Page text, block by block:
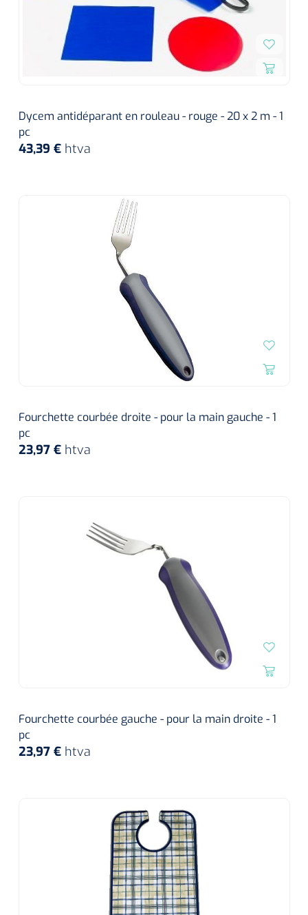
Dycem antidéparant en rouleau - rouge - 20 x 2 m - 1
pc
43,39 € htva
Fourchette courbée droite - pour la main gauche - 1
pc
23,97 € htva
Fourchette courbée gauche - pour la main droite - 1
pc
23,97 € htva